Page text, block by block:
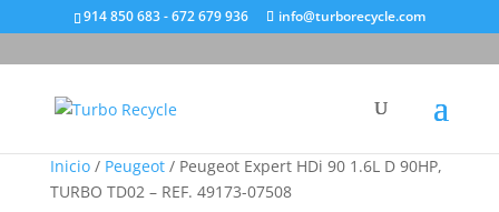
914 850 683 - 672 679 936 info@turborecycle.com
Inicio/ Peugeot/ Peugeot Expert HDi 90 1.6L D 90HP,
TURBO TD02 – REF. 49173-07508